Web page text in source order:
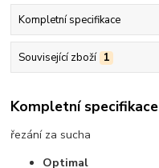
Kompletní specifikace
Související zboží 1
Kompletní specifikace
řezání za sucha
Optimal